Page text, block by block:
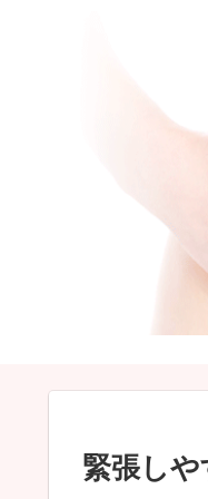
緊張し